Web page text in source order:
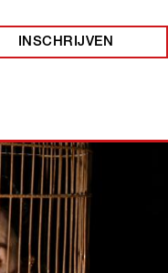
INSCHRIJVEN